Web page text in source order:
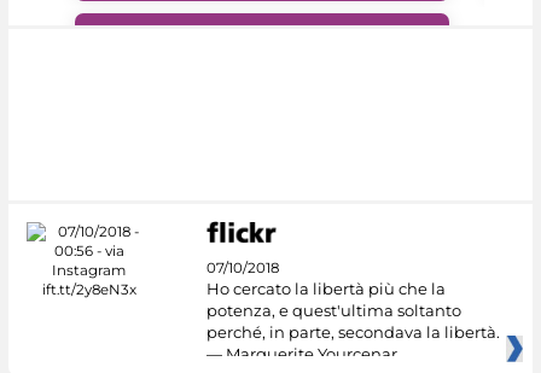
07/10/2018
Ho cercato la libertà più che la
potenza, e quest'ultima soltanto
perché, in parte, secondava la libertà.
— Marguerite Yourcenar